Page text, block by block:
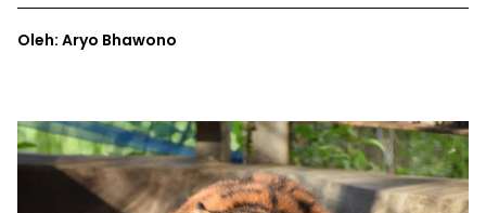
Oleh: Aryo Bhawono